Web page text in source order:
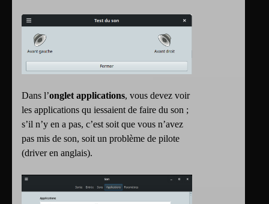
Dans l’onglet applications, vous devez voir
les applications qu iessaient de faire du son ;
s’il n’y en a pas, c’est soit que vous n’avez
pas mis de son, soit un problème de pilote
(driver en anglais).